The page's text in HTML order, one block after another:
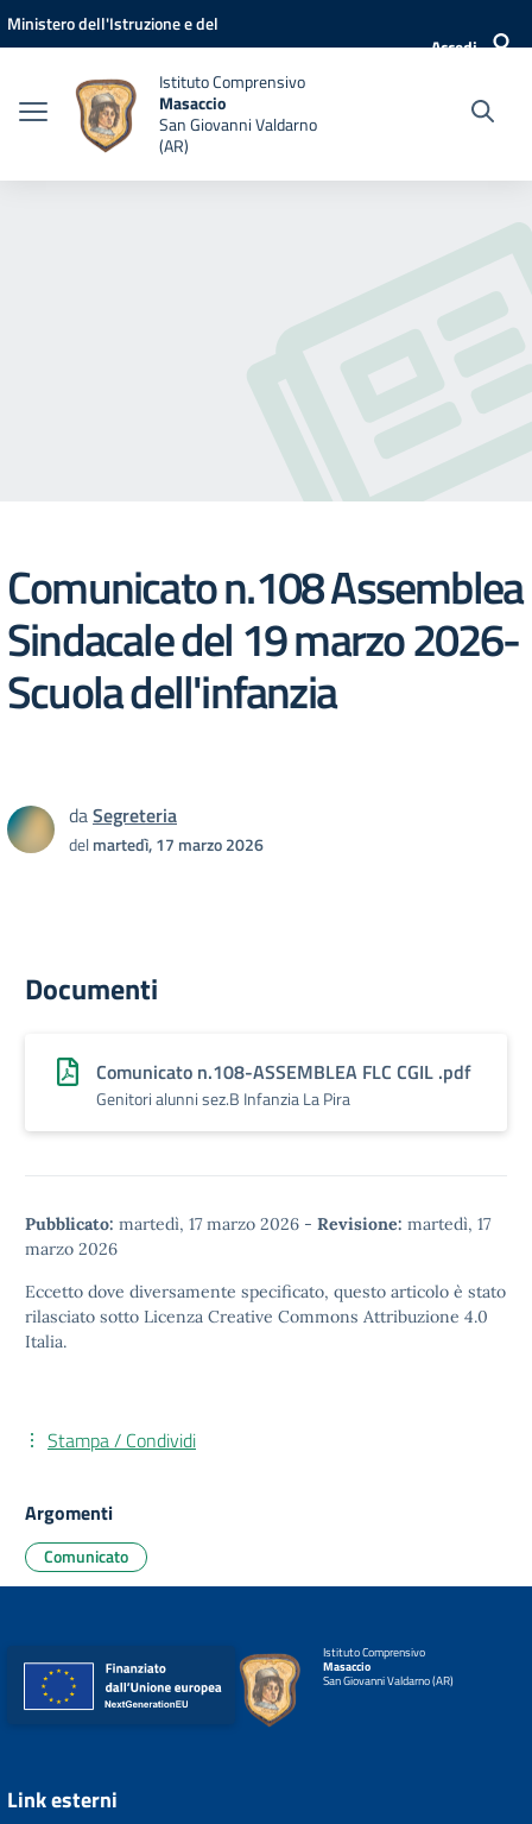
Vai ai contenuti
Vai al menu di navigazione
Vai al footer
Ministero dell'Istruzione e del
Accedi
Istituto Comprensivo
Masaccio
San Giovanni Valdarno
(AR)
Comunicato n.108 Assemblea
Sindacale del 19 marzo 2026-
Scuola dell'infanzia
daSegreteria
delmartedì, 17 marzo 2026
Documenti
Comunicato n.108-ASSEMBLEA FLC CGIL .pdf
Genitori alunni sez.B Infanzia La Pira
Pubblicato: martedì, 17 marzo 2026 - Revisione: martedì, 17
marzo 2026
Eccetto dove diversamente specificato, questo articolo è stato
rilasciato sotto Licenza Creative Commons Attribuzione 4.0
Italia.
Stampa / Condividi
Argomenti
Comunicato
Istituto Comprensivo
Masaccio
San Giovanni Valdarno (AR)
Link esterni